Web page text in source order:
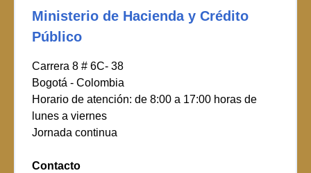
Ministerio de Hacienda y Crédito
Público
Carrera 8 # 6C- 38
Bogotá - Colombia
Horario de atención: de 8:00 a 17:00 horas de
lunes a viernes
Jornada continua
Contacto